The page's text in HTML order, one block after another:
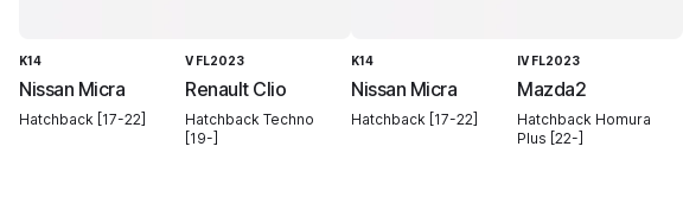
K14
Nissan Micra
Hatchback [17-22]
V FL2023
Renault Clio
Hatchback Techno
[19-]
K14
Nissan Micra
Hatchback [17-22]
IV FL2023
Mazda2
Hatchback Homura
Plus [22-]